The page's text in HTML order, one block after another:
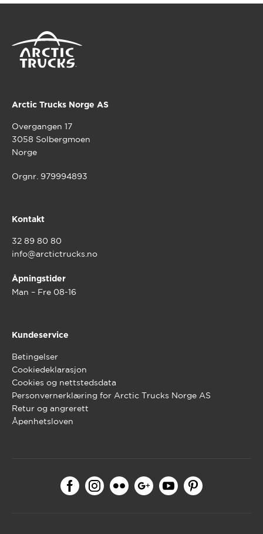
Arctic Trucks Norge AS
Overgangen 17
3058 Solbergmoen
Norge
Orgnr. 979994893
Kontakt
32 89 80 80
info@arctictrucks.no
Åpningstider
Man – Fre 08-16
Kundeservice
Betingelser
Cookiedeklarasjon
Cookies og nettstedsdata
Personvernerklæring for Arctic Trucks Norge AS
Retur og angrerett
Åpenhetsloven